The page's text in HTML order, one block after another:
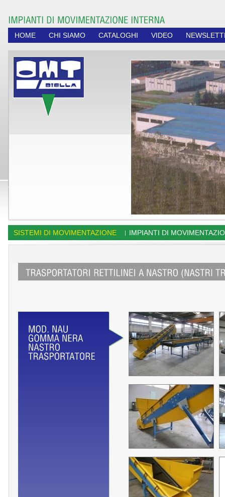
HOME CHI SIAMO CATALOGHI VIDEO
SISTEMI DI MOVIMENTAZIONE | IMPIANTI DI